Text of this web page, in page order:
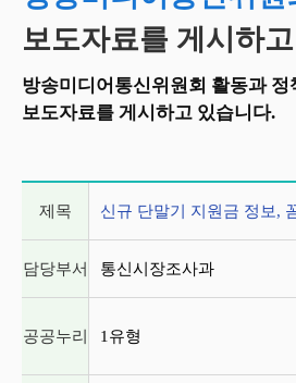
보도자료를 게시하
방송미디어통신위원회 활동과 정
보도자료를 게시하고 있습니다.
제목 신규 단말기 지원금 정보,
담당부서 통신시장조사과
공공누리 1유형